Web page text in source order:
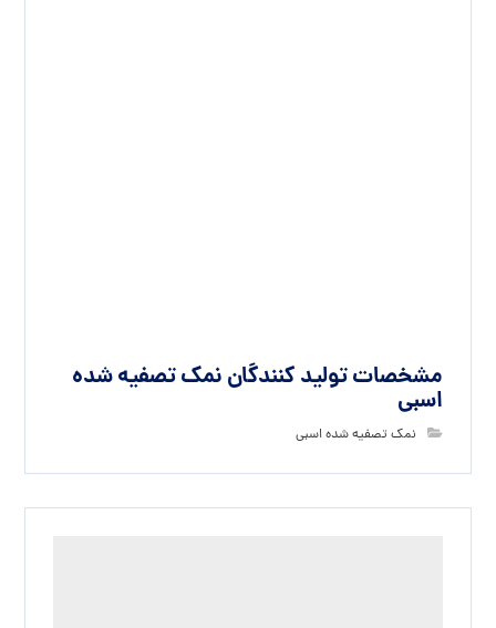
مشخصات تولید کنندگان نمک تصفیه شده
اسبی
نمک تصفیه شده اسبی